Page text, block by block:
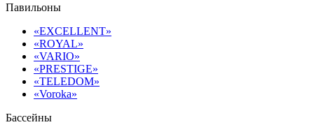
Павильоны
«EXCELLENT»
«ROYAL»
«VARIO»
«PRESTIGE»
«TELEDOM»
«Voroka»
Бассейны